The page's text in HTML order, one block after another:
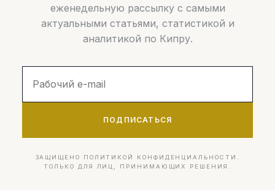
еженедельную рассылку с самыми
актуальными статьями, статистикой и
аналитикой по Кипру.
ПОДПИСАТЬСЯ
ЗАЩИЩЕНО ПОЛИТИКОЙ КОНФИДЕНЦИАЛЬНОСТИ.
ТОЛЬКО ДЛЯ ЛИЦ, ПРИНИМАЮЩИХ РЕШЕНИЯ.